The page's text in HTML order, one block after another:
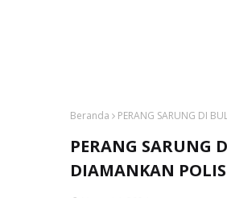
Beranda PERANG SARUNG DI
PERANG SARUNG
DIAMANKAN